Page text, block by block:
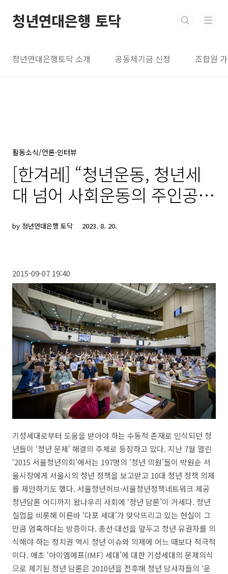
청년연대은행 토닥
청년연대은행토닥 소개 공동체기금 신청 조합원
활동소식/언론·인터뷰
[한겨레] “청년운동, 청년세
대 넘어 사회운동의 주인공으
by 청년연대은행 토닥 2023. 8. 20.
2015-09-07 19:40
기성세대로부터 도움을 받아야 하는 수동적 존재로 인식되던 청
년들이 ‘청년 문제’ 해결의 주체로 등장하고 있다. 지난 7월 열린
‘2015 서울청년의회’에서는 197명의 ‘청년 의원’들이 박원순 서
울시장에게 서울시의 청년 정책을 보고받고 10대 청년 정책 의제
를 제안하기도 했다. 서울청년허브·서울청년정책네트워크 제공
청년담론 어디까지 왔나우리 사회에 ‘청년 담론’이 거세다. 청년
실업을 비롯해 이른바 ‘다포 세대’가 맞닥뜨리고 있는 현실이 그
만큼 엄혹하다는 방증이다. 총선·대선을 앞두고 청년 유권자를 의
식해야 하는 정치권 역시 청년 이슈와 의제에 어느 때보다 적극적
이다. 애초 ‘아이엠에프(IMF) 세대’에 대한 기성세대의 문제의식
으로 제기된 청년 담론은 2010년을 전후해 청년 당사자들의 ‘운